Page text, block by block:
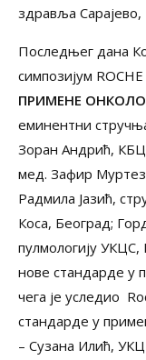
здравља Сарајево,
Последњег дана
симпозијум
ПРИМЕНЕ
еминентни
Зоран Андрић, КБЦ
мед. Зафир
Радмила Јазић,
Коса, Београд;
пулмологију УКЦС,
нове стандарде у
чега је уследио
стандарде у
– Сузана Илић,